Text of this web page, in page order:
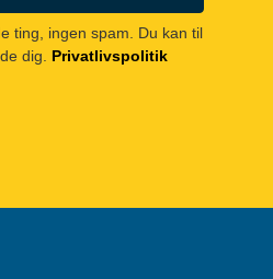
ting, ingen spam. Du kan til
dig.
Privatlivspolitik